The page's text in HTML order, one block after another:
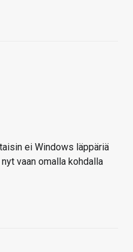
ei Windows läppäriä
vaan omalla kohdalla